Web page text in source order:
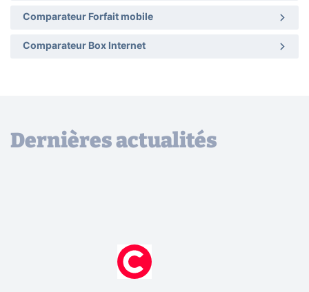
Comparateur Forfait mobile
Comparateur Box Internet
Dernières actualités